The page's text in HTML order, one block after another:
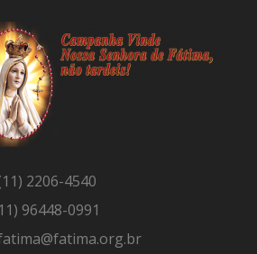
2206-4540
96448-0991